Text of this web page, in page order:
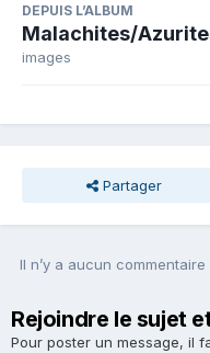
DEPUIS L’ALBUM
Malachites/
images
Partager
Il n’y a aucun
Rejoindre le sujet
Pour poster un message, il